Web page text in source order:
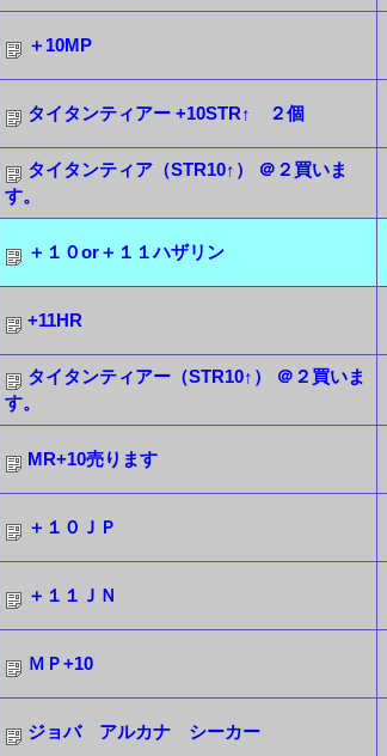
＋10MP
タイタンティアー +10STR↑ ２個
タイタンティア（STR10↑） ＠２買いま
す。
＋１０or＋１１ハザリン
+11HR
タイタンティアー（STR10↑） ＠２買いま
す。
MR+10売ります
＋１０ＪＰ
＋１１ＪＮ
ＭＰ+10
ジョバ アルカナ シーカー